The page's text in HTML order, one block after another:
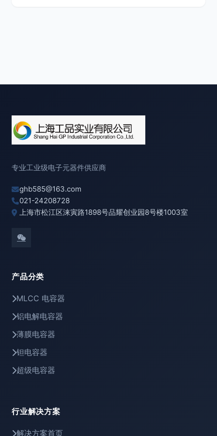
专业工业级电子元器件供应商
ghb585@163.com
021-24208728
上海市松江区涞寅路1898号品耀创业园8号楼1003室
产品分类
MLCC 电容器
铝电解电容器
薄膜电容器
钽电容器
超级电容器
行业解决方案
解决方案首页